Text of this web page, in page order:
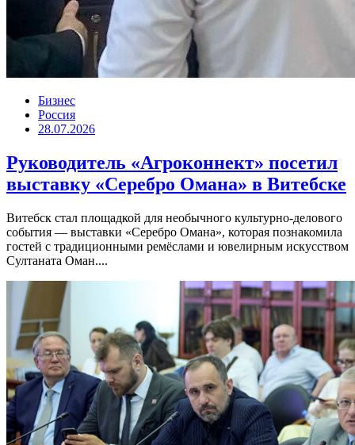
Бизнес
Россия
28.07.2026
Руководитель «Агроконнект» посетил
выставку «Серебро Омана» в Витебске
Витебск стал площадкой для необычного культурно-делового
события — выставки «Серебро Омана», которая познакомила
гостей с традиционными ремёслами и ювелирным искусством
Султаната Оман....